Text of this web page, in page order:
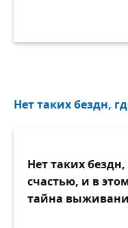
Нет таких бездн,
Нет таких
счастью, и в
тайна